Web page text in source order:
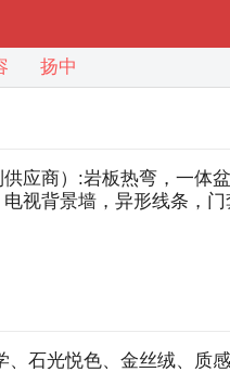
扬中
应商）:岩板热弯，一体
视背景墙，异形线条，门
石光悦色、金丝绒、质